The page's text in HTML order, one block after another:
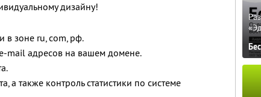
дизайну!
в зоне ru, com, рф.
mail адресов на вашем домене.
а также контроль статистики по системе